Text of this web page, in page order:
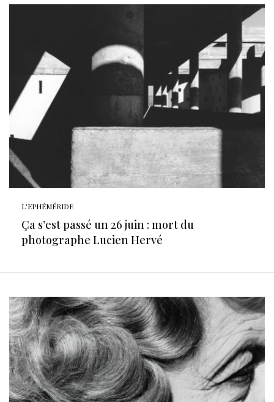
L'EPHÉMÉRIDE
Ça s’est passé un 26 juin : mort du
photographe Lucien Hervé